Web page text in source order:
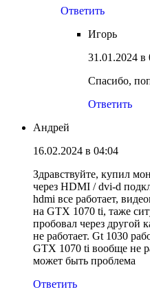
Ответить
Игорь
31.01.2024 в
Спасибо,
Ответить
Андрей
16.02.2024 в 04:04
Здравствуйте, купил
через HDMI / dvi-d
hdmi все работает,
на GTX 1070 ti, таже
пробовал через другой
не работает. Gt 1030
GTX 1070 ti вообще не
может быть проблема
Ответить